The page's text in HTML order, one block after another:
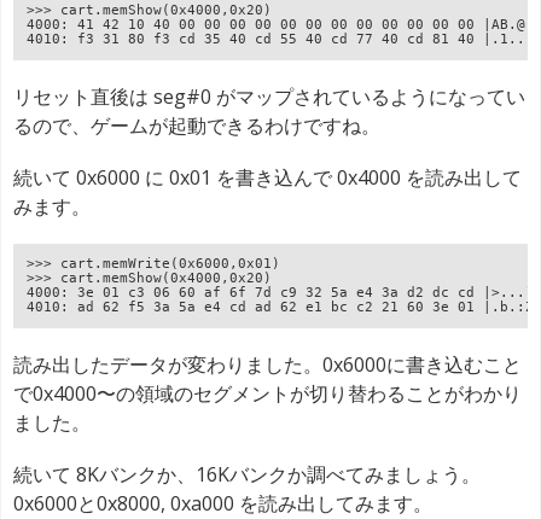
>>> cart.memShow(0x4000,0x20)
4000: 41 42 10 40 00 00 00 00 00 00 00 00 00 00 00 00
4010: f3 31 80 f3 cd 35 40 cd 55 40 cd 77 40 cd 81 40
リセット直後は seg#0 がマップされているようになってい
るので、ゲームが起動できるわけですね。
続いて 0x6000 に 0x01 を書き込んで 0x4000 を読み出して
みます。
>>> cart.memWrite(0x6000,0x01)
>>> cart.memShow(0x4000,0x20)
4000: 3e 01 c3 06 60 af 6f 7d c9 32 5a e4 3a d2 dc cd
4010: ad 62 f5 3a 5a e4 cd ad 62 e1 bc c2 21 60 3e 01
読み出したデータが変わりました。0x6000に書き込むこと
で0x4000〜の領域のセグメントが切り替わることがわかり
ました。
続いて 8Kバンクか、16Kバンクか調べてみましょう。
0x6000と0x8000, 0xa000 を読み出してみます。